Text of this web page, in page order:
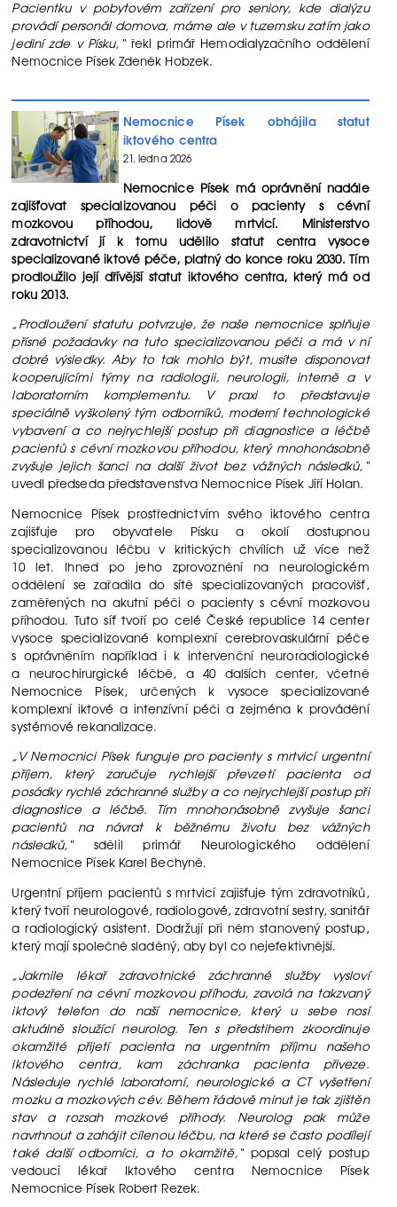
Pacientku v pobytovém zařízení pro seniory, kde dialýzu
provádí personál domova, máme ale v tuzemsku zatím jako
jediní zde v Písku,“řekl primář Hemodialyzačního oddělení
Nemocnice Písek Zdeněk Hobzek.
Nemocnice Písek obhájila statut
iktového centra
21. ledna 2026
Nemocnice Písek má oprávnění nadále
zajišťovat specializovanou péči o pacienty s cévní
mozkovou příhodou, lidově mrtvicí. Ministerstvo
zdravotnictví jí k tomu udělilo statut centra vysoce
specializované iktové péče, platný do konce roku 2030. Tím
prodloužilo její dřívější statut iktového centra, který má od
roku 2013.
„Prodloužení statutu potvrzuje, že naše nemocnice splňuje
přísné požadavky na tuto specializovanou péči a má v ní
dobré výsledky. Aby to tak mohlo být, musíte disponovat
kooperujícími týmy na radiologii, neurologii, interně a v
laboratorním komplementu. V praxi to představuje
speciálně vyškolený tým odborníků, moderní technologické
vybavení a co nejrychlejší postup při diagnostice a léčbě
pacientů s cévní mozkovou příhodou, který mnohonásobně
zvyšuje jejich šanci na další život bez vážných následků,“
uvedl předseda představenstva Nemocnice Písek Jiří Holan.
Nemocnice Písek prostřednictvím svého iktového centra
zajišťuje pro obyvatele Písku a okolí dostupnou
specializovanou léčbu v kritických chvílích už více než
10 let. Ihned po jeho zprovoznění na neurologickém
oddělení se zařadila do sítě specializovaných pracovišť,
zaměřených na akutní péči o pacienty s cévní mozkovou
příhodou. Tuto síť tvoří po celé České republice 14 center
vysoce specializované komplexní cerebrovaskulární péče
s oprávněním například i k intervenční neuroradiologické
a neurochirurgické léčbě, a 40 dalších center, včetně
Nemocnice Písek, určených k vysoce specializované
komplexní iktové a intenzívní péči a zejména k provádění
systémové rekanalizace.
„V Nemocnici Písek funguje pro pacienty s mrtvicí urgentní
příjem, který zaručuje rychlejší převzetí pacienta od
posádky rychlé záchranné služby a co nejrychlejší postup při
diagnostice a léčbě. Tím mnohonásobně zvyšuje šanci
pacientů na návrat k běžnému životu bez vážných
následků,“sdělil primář Neurologického oddělení
Nemocnice Písek Karel Bechyně.
Urgentní příjem pacientů s mrtvicí zajišťuje tým zdravotníků,
který tvoří neurologové, radiologové, zdravotní sestry, sanitář
a radiologický asistent. Dodržují při něm stanovený postup,
který mají společně sladěný, aby byl co nejefektivnější.
„Jakmile lékař zdravotnické záchranné služby vysloví
podezření na cévní mozkovou příhodu, zavolá na takzvaný
iktový telefon do naší nemocnice, který u sebe nosí
aktuálně sloužící neurolog. Ten s předstihem zkoordinuje
okamžité přijetí pacienta na urgentním příjmu našeho
iktového centra, kam záchranka pacienta přiveze.
Následuje rychlé laboratorní, neurologické a CT vyšetření
mozku a mozkových cév. Během řádově minut je tak zjištěn
stav a rozsah mozkové příhody. Neurolog pak může
navrhnout a zahájit cílenou léčbu, na které se často podílejí
také další odborníci, a to okamžitě,“popsal celý postup
vedoucí lékař Iktového centra Nemocnice Písek
Nemocnice Písek Robert Rezek.